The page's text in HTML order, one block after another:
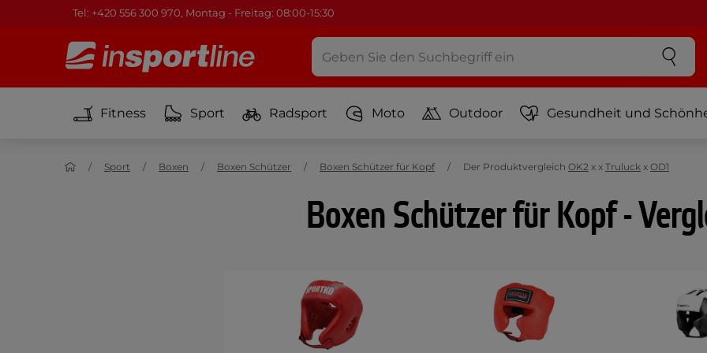
Tel: +420 556 300 970, Montag - Freitag: 08:00-15:30
Fitness Sport Radsport Moto Outdoor Gesundheit und
Sport Boxen Boxen Schützer Boxen Schützer für Kopf Der Produktvergleich OK2 x x Truluck x OD1
Boxen Schützer für Kopf -